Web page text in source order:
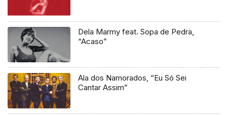
Dela Marmy feat. Sopa de Pedra,
“Acaso”
Ala dos Namorados, “Eu Só Sei
Cantar Assim”